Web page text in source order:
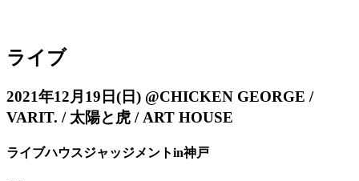
ライブ
2021年12月19日(日) @CHICKEN GEORGE /
VARIT. / 太陽と虎 / ART HOUSE
ライブハウスジャッジメントin神戸